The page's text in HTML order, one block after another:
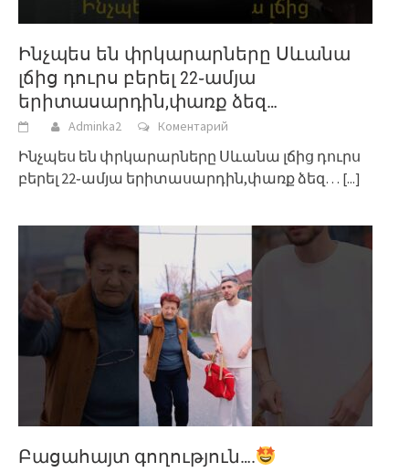
Ինչպես են փրկարարները Սևանա
լճից դուրս բերել 22֊ամյա
երիտասարդին,փառք ձեզ…
Adminka2 Коментарий
Ինչպես են փրկարարները Սևանա լճից դուրս
բերել 22֊ամյա երիտասարդին,փառք ձեզ… [...]
Բացահայտ գողություն….